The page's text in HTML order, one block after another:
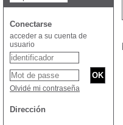
Conectarse
acceder a su cuenta de
usuario
Olvidé mi contraseña
Dirección